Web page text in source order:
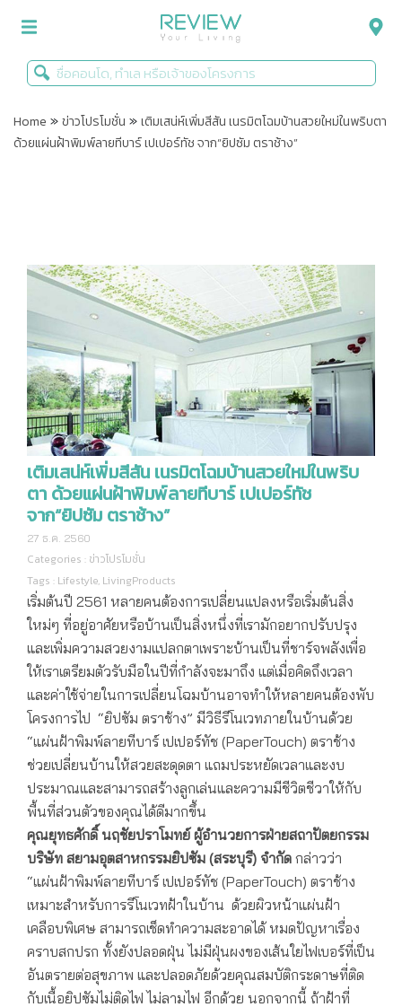
รีวิวคอนโด
Infographic
ข่าวโปรโมชั่น
Home »ข่าวโปรโมชั่น »เติมเสน่ห์เพิ่มสีสัน เนรมิตโฉมบ้านสวยใหม่ในพริบตา
ด้วยแผ่นฝ้าพิมพ์ลายทีบาร์ เปเปอร์ทัช จาก“ยิปซัม ตราช้าง”
เติมเสน่ห์เพิ่มสีสัน เนรมิตโฉมบ้านสวยใหม่ในพริบ
ตา ด้วยแผ่นฝ้าพิมพ์ลายทีบาร์ เปเปอร์ทัช
จาก“ยิปซัม ตราช้าง”
27 ธ.ค. 2560
Categories : ข่าวโปรโมชั่น
Tags : Lifestyle, LivingProducts
เริ่มต้นปี 2561 หลายคนต้องการเปลี่ยนแปลงหรือเริ่มต้นสิ่ง
ใหม่ๆ ที่อยู่อาศัยหรือบ้านเป็นสิ่งหนึ่งที่เรามักอยากปรับปรุง
และเพิ่มความสวยงามแปลกตาเพราะบ้านเป็นที่ชาร์จพลังเพื่อ
ให้เราเตรียมตัวรับมือในปีที่กำลังจะมาถึง แต่เมื่อคิดถึงเวลา
และค่าใช้จ่ายในการเปลี่ยนโฉมบ้านอาจทำให้หลายคนต้องพับ
โครงการไป “ยิปซัม ตราช้าง” มีวิธีรีโนเวทภายในบ้านด้วย
“แผ่นฝ้าพิมพ์ลายทีบาร์ เปเปอร์ทัช (PaperTouch) ตราช้าง
ช่วยเปลี่ยนบ้านให้สวยสะดุดตา แถมประหยัดเวลาและงบ
ประมาณและสามารถสร้างลูกเล่นและความมีชีวิตชีวาให้กับ
พื้นที่ส่วนตัวของคุณได้ดีมากขึ้น
คุณยุทธศักดิ์ นฤชัยปราโมทย์ ผู้อำนวยการฝ่ายสถาปัตยกรรม
บริษัท สยามอุตสาหกรรมยิปซัม (สระบุรี) จำกัด กล่าวว่า
“แผ่นฝ้าพิมพ์ลายทีบาร์ เปเปอร์ทัช (PaperTouch) ตราช้าง
เหมาะสำหรับการรีโนเวทฝ้าในบ้าน ด้วยผิวหน้าแผ่นฝ้า
เคลือบพิเศษ สามารถเช็ดทำความสะอาดได้ หมดปัญหาเรื่อง
คราบสกปรก ทั้งยังปลอดฝุ่น ไม่มีฝุ่นผงของเส้นใยไฟเบอร์ที่เป็น
อันตรายต่อสุขภาพ และปลอดภัยด้วยคุณสมบัติกระดาษที่ติด
กับเนื้อยิปซัมไม่ติดไฟ ไม่ลามไฟ อีกด้วย นอกจากนี้ ถ้าฝ้าที่